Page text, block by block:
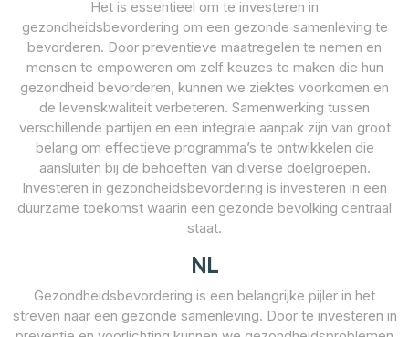
Het is essentieel om te investeren in
gezondheidsbevordering om een gezonde samenleving te
bevorderen. Door preventieve maatregelen te nemen en
mensen te empoweren om zelf keuzes te maken die hun
gezondheid bevorderen, kunnen we ziektes voorkomen en
de levenskwaliteit verbeteren. Samenwerking tussen
verschillende partijen en een integrale aanpak zijn van groot
belang om effectieve programma’s te ontwikkelen die
aansluiten bij de behoeften van diverse doelgroepen.
Investeren in gezondheidsbevordering is investeren in een
duurzame toekomst waarin een gezonde bevolking centraal
staat.
NL
Gezondheidsbevordering is een belangrijke pijler in het
streven naar een gezonde samenleving. Door te investeren in